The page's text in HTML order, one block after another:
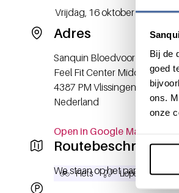
Bij de
goed
ons.
onze
Vrijdag, 16 oktober 2026
Adres
Sanquin Bloedvoorziening
Feel Fit Center Middelburg-
4387 PM Vlissingen
Nederland
Open in Google Maps
Routebeschrijving
We staan op het
Fiets Lopend